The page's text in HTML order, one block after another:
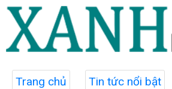
Trang chủ Tin tức nổi bật